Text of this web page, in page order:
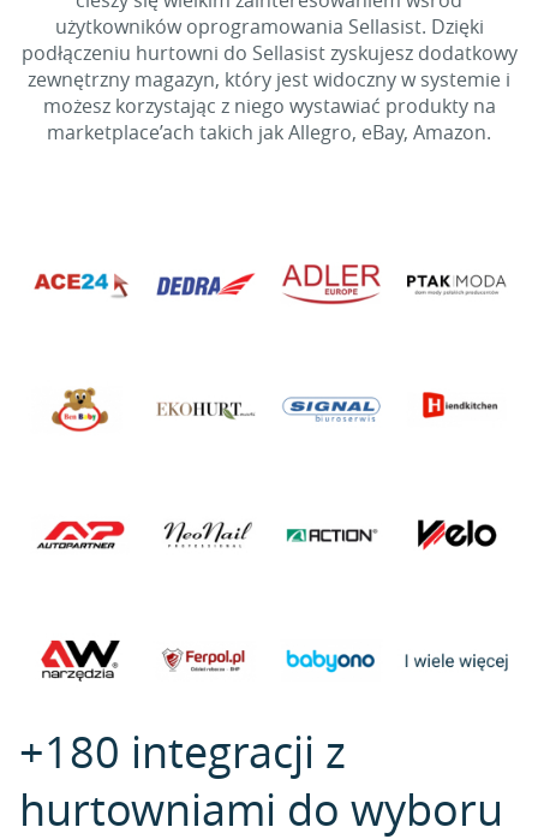
użytkowników oprogramowania Sellasist. Dzięki
podłączeniu hurtowni do Sellasist zyskujesz dodatkowy
zewnętrzny magazyn, który jest widoczny w systemie i
możesz korzystając z niego wystawiać produkty na
marketplace’ach takich jak Allegro, eBay, Amazon.
+180 integracji z
hurtowniami do wyboru